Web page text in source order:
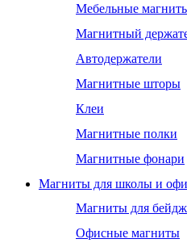
Мебельные
Магнитный
Автодержатели
Магнитные шторы
Клеи
Магнитные полки
Магнитные фонари
Магниты для школы и
Магниты для
Офисные магниты